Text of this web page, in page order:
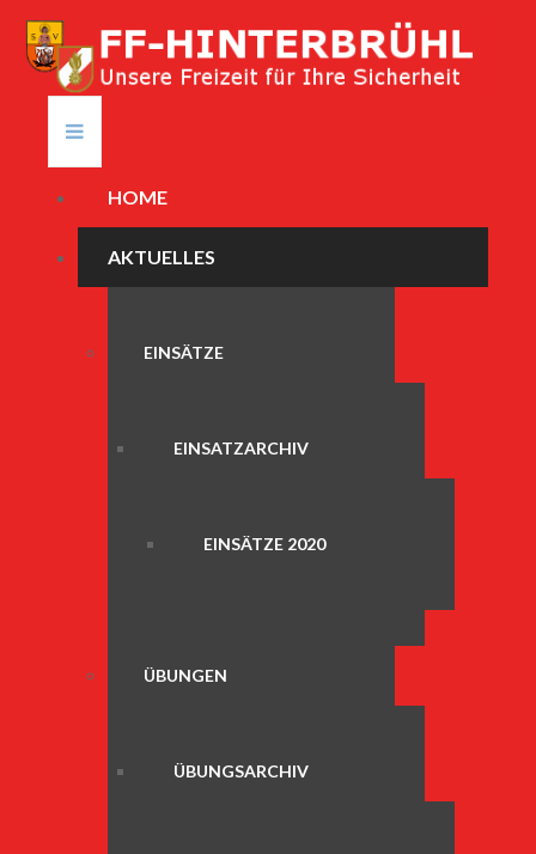
HOME
AKTUELLES
EINSÄTZE
EINSATZARCHIV
EINSÄTZE 2020
ÜBUNGEN
ÜBUNGSARCHIV